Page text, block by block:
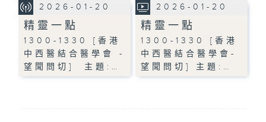
2026-01-20
精靈一點
1300-1330 [香港
中西醫結合醫學會 -
望聞問切] 主題:…
2026-01-20
精靈一點
1300-1330 [香港
中西醫結合醫學會-
望聞問切] 主題:…